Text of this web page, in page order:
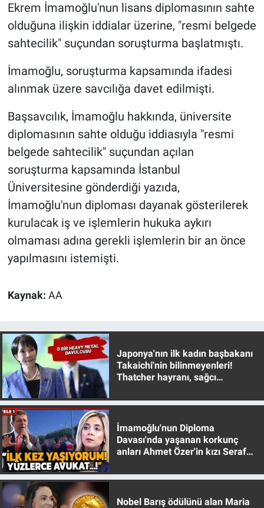
Ekrem İmamoğlu'nun lisans diplomasının sahte
olduğuna ilişkin iddialar üzerine, "resmi belgede
sahtecilik" suçundan soruşturma başlatmıştı.
İmamoğlu, soruşturma kapsamında ifadesi
alınmak üzere savcılığa davet edilmişti.
Başsavcılık, İmamoğlu hakkında, üniversite
diplomasının sahte olduğu iddiasıyla "resmi
belgede sahtecilik" suçundan açılan
soruşturma kapsamında İstanbul
Üniversitesine gönderdiği yazıda,
İmamoğlu'nun diploması dayanak gösterilerek
kurulacak iş ve işlemlerin hukuka aykırı
olmaması adına gerekli işlemlerin bir an önce
yapılmasını istemişti.
Kaynak: AA
Japonya'nın ilk kadın başbakanı
Takaichi'nin bilinmeyenleri!
Thatcher hayranı, sağcı
İmamoğlu'nun Diploma
Davası'nda yaşanan korkunç
anları Ahmet Özer'in kızı Seraf
Nobel Barış ödülünü alan Maria
Canlı Yayın